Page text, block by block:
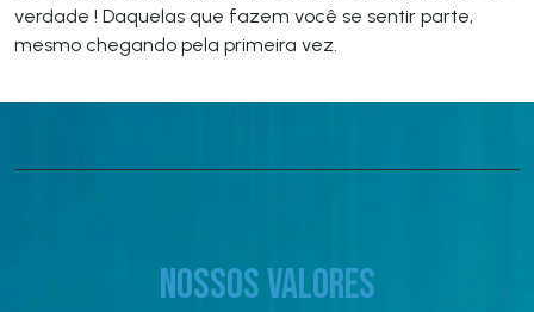
verdade ! Daquelas que fazem você se sentir parte,
mesmo chegando pela primeira vez.
Nossos valores